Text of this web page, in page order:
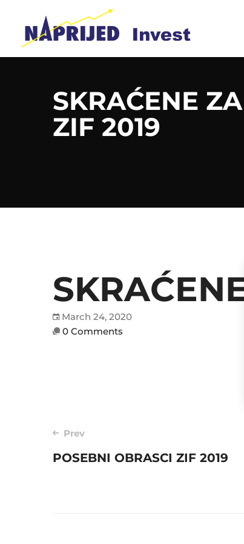
SKRAĆENE
ZIF 2019
March 24, 2020
0 Comments
Post
navigation
Prev
POSEBNI OBRASCI ZIF 2019